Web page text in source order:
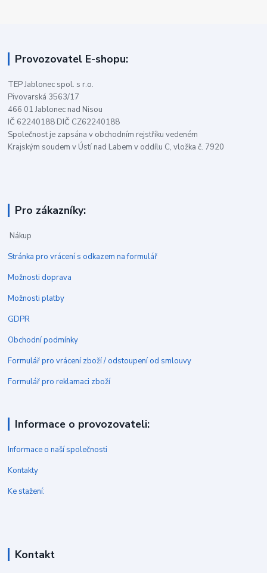
Provozovatel E-shopu:
TEP Jablonec spol. s r.o.
Pivovarská 3563/17
466 01 Jablonec nad Nisou
IČ 62240188 DIČ CZ62240188
Společnost je zapsána v obchodním rejstříku vedeném
Krajským soudem v Ústí nad Labem v oddílu C, vložka č. 7920
Pro zákazníky:
Nákup
Stránka pro vrácení s odkazem na formulář
Možnosti doprava
Možnosti platby
GDPR
Obchodní podmínky
Formulář pro vrácení zboží / odstoupení od smlouvy
Formulář pro reklamaci zboží
Informace o provozovateli:
Informace o naší společnosti
Kontakty
Ke stažení:
Kontakt